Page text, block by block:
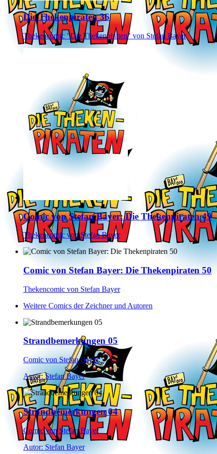
Die Thekenpiraten 36
Thekencomic "Die Thekenpiraten" von Stefan Bayer
Comic von Stefan Bayer: Die Thekenpiraten 49
Thekencomic von Stefan Bayer
Comic von Stefan Bayer: Die Thekenpiraten 50
Thekencomic von Stefan Bayer
Weitere Comics der Zeichner und Autoren
Strandbemerkungen 05
Comic von Stefan Bayer
Autor: Stefan Bayer
Strandbemerkungen 04
Comic von Stefan Bayer
Autor: Stefan Bayer